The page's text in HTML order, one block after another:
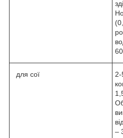
для сої
2-
–